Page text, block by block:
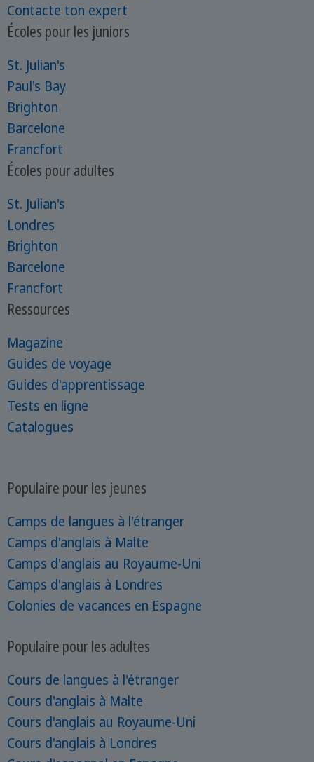
Contacte ton expert
Écoles pour les juniors
St. Julian's
Paul's Bay
Brighton
Barcelone
Francfort
Écoles pour adultes
St. Julian's
Londres
Brighton
Barcelone
Francfort
Ressources
Magazine
Guides de voyage
Guides d'apprentissage
Tests en ligne
Catalogues
Populaire pour les jeunes
Camps de langues à l'étranger
Camps d'anglais à Malte
Camps d'anglais au Royaume-Uni
Camps d'anglais à Londres
Colonies de vacances en Espagne
Populaire pour les adultes
Cours de langues à l'étranger
Cours d'anglais à Malte
Cours d'anglais au Royaume-Uni
Cours d'anglais à Londres